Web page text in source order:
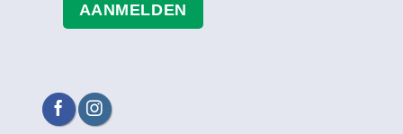
AANMELDEN